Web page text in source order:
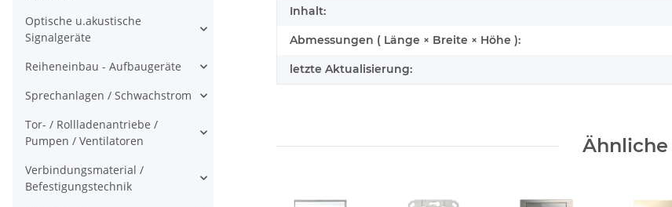
Inhalt:
Abmessungen ( Länge × Breite × Höhe ):
letzte Aktualisierung:
Optische u.akustische
Signalgeräte
Reiheneinbau - Aufbaugeräte
Sprechanlagen / Schwachstrom
Tor- / Rollladenantriebe /
Pumpen / Ventilatoren
Verbindungsmaterial /
Befestigungstechnik